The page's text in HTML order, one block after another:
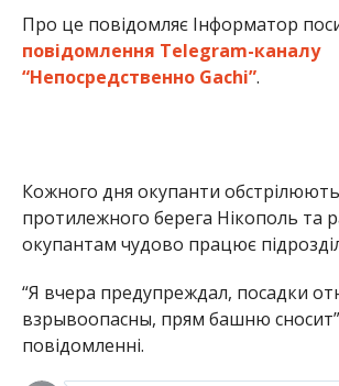
Про це повідомляє Інформатор
повідомлення Telegram-каналу
“Непосредственно Gachi”.
Кожного дня окупанти
протилежного берега Нікополь та
окупантам чудово працює
“Я вчера предупреждал, посадки
взрывоопасны, прям башню
повідомленні.